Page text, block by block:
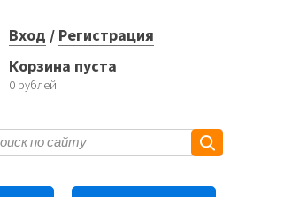
Вход / Регистрация
Корзина пуста
0 рублей